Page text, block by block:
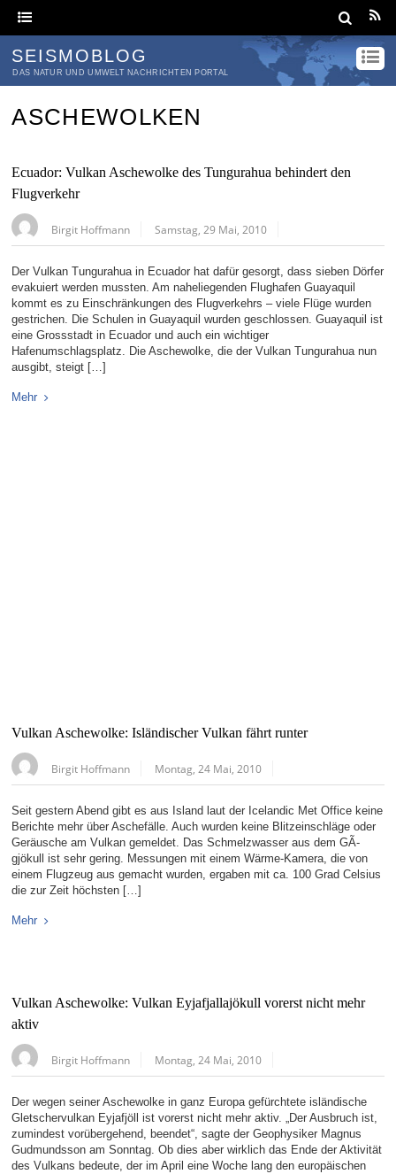
SEISMOBLOG
DAS NATUR UND UMWELT NACHRICHTEN PORTAL
ASCHEWOLKEN
Ecuador: Vulkan Aschewolke des Tungurahua behindert den
Flugverkehr
Birgit Hoffmann Samstag, 29 Mai, 2010
Der Vulkan Tungurahua in Ecuador hat dafür gesorgt, dass sieben Dörfer
evakuiert werden mussten. Am naheliegenden Flughafen Guayaquil
kommt es zu Einschränkungen des Flugverkehrs – viele Flüge wurden
gestrichen. Die Schulen in Guayaquil wurden geschlossen. Guayaquil ist
eine Grossstadt in Ecuador und auch ein wichtiger
Hafenumschlagsplatz. Die Aschewolke, die der Vulkan Tungurahua nun
ausgibt, steigt […]
Mehr
Vulkan Aschewolke: Isländischer Vulkan fährt runter
Birgit Hoffmann Montag, 24 Mai, 2010
Seit gestern Abend gibt es aus Island laut der Icelandic Met Office keine
Berichte mehr über Aschefälle. Auch wurden keine Blitzeinschläge oder
Geräusche am Vulkan gemeldet. Das Schmelzwasser aus dem GÃ­
gjökull ist sehr gering. Messungen mit einem Wärme-Kamera, die von
einem Flugzeug aus gemacht wurden, ergaben mit ca. 100 Grad Celsius
die zur Zeit höchsten […]
Mehr
Vulkan Aschewolke: Vulkan Eyjafjallajökull vorerst nicht mehr
aktiv
Birgit Hoffmann Montag, 24 Mai, 2010
Der wegen seiner Aschewolke in ganz Europa gefürchtete isländische
Gletschervulkan Eyjafjöll ist vorerst nicht mehr aktiv. „Der Ausbruch ist,
zumindest vorübergehend, beendet“, sagte der Geophysiker Magnus
Gudmundsson am Sonntag. Ob dies aber wirklich das Ende der Aktivität
des Vulkans bedeute, der im April eine Woche lang den europäischen